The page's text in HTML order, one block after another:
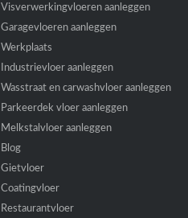
Visverwerkingvloeren aanleggen
Garagevloeren aanleggen
Werkplaats
Industrievloer aanleggen
Wasstraat en carwashvloer aanleggen
Parkeerdek vloer aanleggen
Melkstalvloer aanleggen
Blog
Gietvloer
Coatingvloer
Restaurantvloer